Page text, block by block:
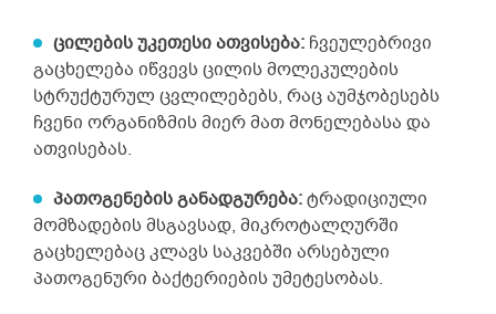
ცილების უკეთესი ათვისება: ჩვეულებრივი
გაცხელება იწვევს ცილის მოლეკულების
სტრუქტურულ ცვლილებებს, რაც აუმჯობესებს
ჩვენი ორგანიზმის მიერ მათ მონელებასა და
ათვისებას.
პათოგენების განადგურება:ტრადიციული
მომზადების მსგავსად, მიკროტალღურში
გაცხელებაც კლავს საკვებში არსებული
პათოგენური ბაქტერიების უმეტესობას.